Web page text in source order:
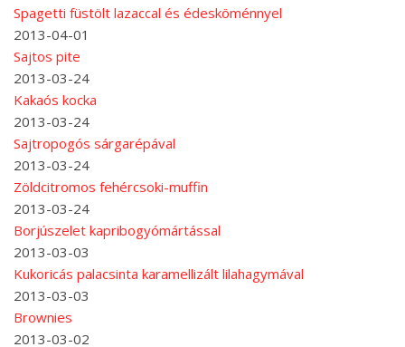
Spagetti füstölt lazaccal és édesköménnyel
2013-04-01
Sajtos pite
2013-03-24
Kakaós kocka
2013-03-24
Sajtropogós sárgarépával
2013-03-24
Zöldcitromos fehércsoki-muffin
2013-03-24
Borjúszelet kapribogyómártással
2013-03-03
Kukoricás palacsinta karamellizált lilahagymával
2013-03-03
Brownies
2013-03-02